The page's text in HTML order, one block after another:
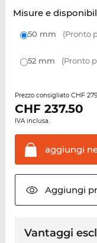
Misure e
50 mm (Pronto
52 mm (Pronto
Prezzo consigliato CHF
CHF 237.50
IVA inclusa.
aggiungi
Aggiungi
Vantaggi